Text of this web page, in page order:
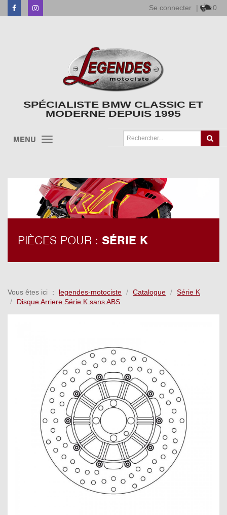
FacebookInstagram Se connecter | 0
SPÉCIALISTE BMW CLASSIC ET
MODERNE DEPUIS 1995
MENU
PIÈCES POUR : SÉRIE K
Vous êtes ici legendes-motociste Catalogue
Série K
Disque Arriere Série K sans ABS